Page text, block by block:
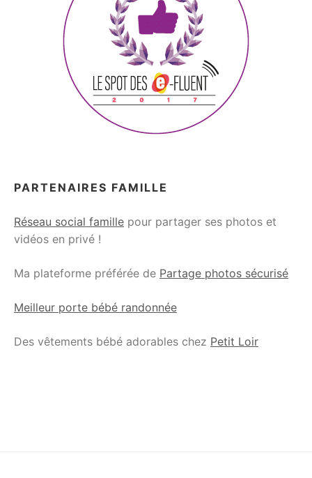
PARTENAIRES FAMILLE
Réseau social famille pour partager ses photos et
vidéos en privé !
Ma plateforme préférée de Partage photos sécurisé
Meilleur porte bébé randonnée
Des vêtements bébé adorables chez Petit Loir